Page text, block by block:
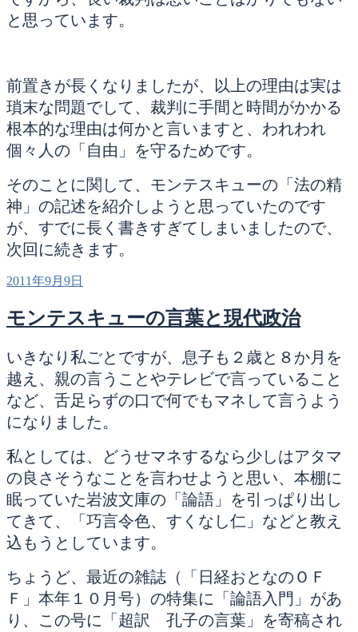
と思っています。
前置きが長くなりましたが、以上の理由は実は
瑣末な問題でして、裁判に手間と時間がかかる
根本的な理由は何かと言いますと、われわれ
個々人の「自由」を守るためです。
そのことに関して、モンテスキューの「法の精
神」の記述を紹介しようと思っていたのです
が、すでに長く書きすぎてしまいましたので、
次回に続きます。
投
日:
2011年9月9日
モンテスキューの言葉と現代政治
いきなり私ごとですが、息子も２歳と８か月を
越え、親の言うことやテレビで言っていること
など、舌足らずの口で何でもマネして言うよう
になりました。
私としては、どうせマネするなら少しはアタマ
の良さそうなことを言わせようと思い、本棚に
眠っていた岩波文庫の「論語」を引っぱり出し
てきて、「巧言令色、すくなし仁」などと教え
込もうとしています。
ちょうど、最近の雑誌（「日経おとなのＯＦ
Ｆ」本年１０月号）の特集に「論語入門」があ
り、この号に「超訳 孔子の言葉」を寄稿され